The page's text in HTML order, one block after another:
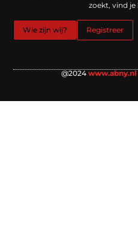
zoekt, vind je
Wie zijn wij? Registreer
@2024 www.abny.nl